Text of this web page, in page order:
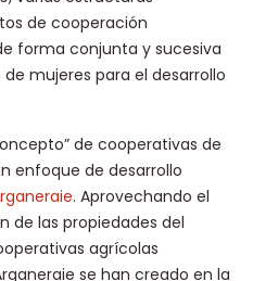
de cooperación
forma conjunta y sucesiva
mujeres para el desarrollo
de cooperativas de
enfoque de desarrollo
. Aprovechando el
de las propiedades del
agrícolas
se han creado en la